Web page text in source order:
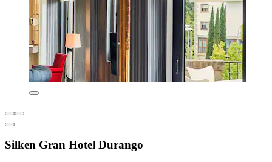
Silken Gran Hotel Durango